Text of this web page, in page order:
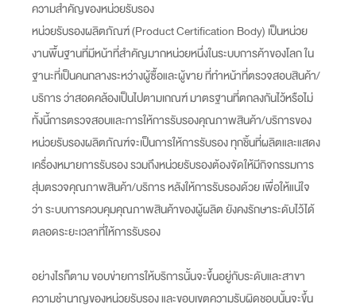
ความสำคัญของหน่วยรับรอง
หน่วยรับรองผลิตภัณฑ์ (Product Certification Body) เป็นหน่วย
งานพื้นฐานที่มีหน้าที่สำคัญมากหน่วยหนึ่งในระบบการค้าของโลก ใน
ฐานะที่เป็นคนกลางระหว่างผู้ซื้อและผู้ขาย ที่ทำหน้าที่ตรวจสอบสินค้า/
บริการ ว่าสอดคล้องเป็นไปตามเกณฑ์ มาตรฐานที่ตกลงกันไว้หรือไม่
ทั้งนี้การตรวจสอบและการให้การรับรองคุณภาพสินค้า/บริการของ
หน่วยรับรองผลิตภัณฑ์จะเป็นการให้การรับรอง ทุกชิ้นที่ผลิตและแสดง
เครื่องหมายการรับรอง รวมถึงหน่วยรับรองต้องจัดให้มีกิจกรรมการ
สุ่มตรวจคุณภาพสินค้า/บริการ หลังให้การรับรองด้วย เพื่อให้แน่ใจ
ว่า ระบบการควบคุมคุณภาพสินค้าของผู้ผลิต ยังคงรักษาระดับไว้ได้
ตลอดระยะเวลาที่ให้การรับรอง
อย่างไรก็ตาม ขอบข่ายการให้บริการนั้นจะขึ้นอยู่กับระดับและสาขา
ความชำนาญของหน่วยรับรอง และขอบเขตความรับผิดชอบนั้นจะขึ้น